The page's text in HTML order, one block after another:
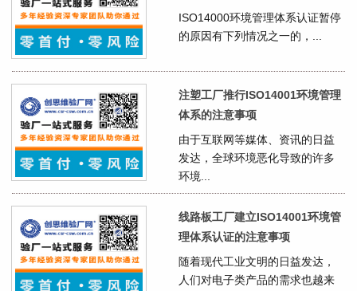
ISO14000环境管理体系认证暂停
的原因有下列情况之一的，...
注塑工厂推行ISO14001环境管理
体系的注意事项
由于互联网等媒体、资讯的日益
发达，全球环境恶化导致的许多
环境...
线路板工厂建立ISO14001环境管
理体系认证的注意事项
随着现代工业文明的日益发达，
人们对电子类产品的需求也越来